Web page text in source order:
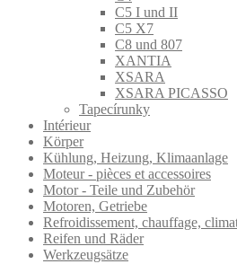
C5 I und II
C5 X7
C8 und 807
XANTIA
XSARA
XSARA PICASSO
Tapecírunky
Intérieur
Körper
Kühlung, Heizung, Klimaanlage
Moteur - pièces et accessoires
Motor - Teile und Zubehör
Motoren, Getriebe
Refroidissement, chauffage,
Reifen und Räder
Werkzeugsätze